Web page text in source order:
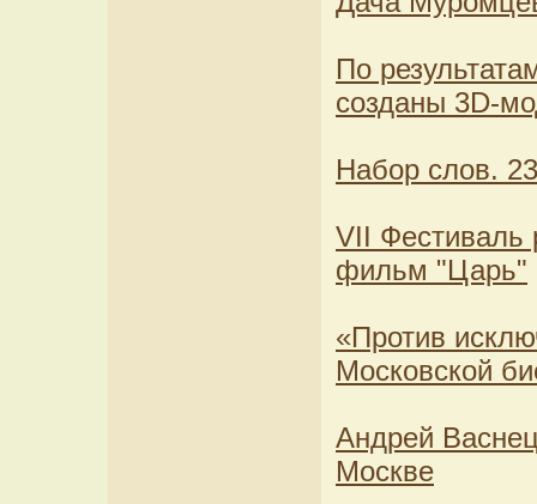
По
созданы 3D-
Набор слов.
VII Фестиваль
фильм "Царь"
«Против
Московской
Андрей
Москве